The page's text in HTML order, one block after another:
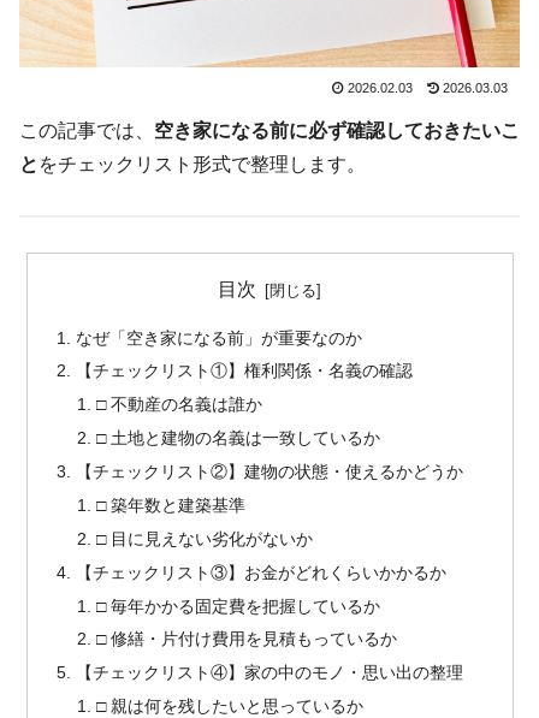
2026.02.03 2026.03.03
この記事では、 空き家になる前に必ず確認しておきたいこ
と をチェックリスト形式で整理します。
目次
なぜ「空き家になる前」が重要なのか
【チェックリスト①】権利関係・名義の確認
□ 不動産の名義は誰か
□ 土地と建物の名義は一致しているか
【チェックリスト②】建物の状態・使えるかどうか
□ 築年数と建築基準
□ 目に見えない劣化がないか
【チェックリスト③】お金がどれくらいかかるか
□ 毎年かかる固定費を把握しているか
□ 修繕・片付け費用を見積もっているか
【チェックリスト④】家の中のモノ・思い出の整理
□ 親は何を残したいと思っているか